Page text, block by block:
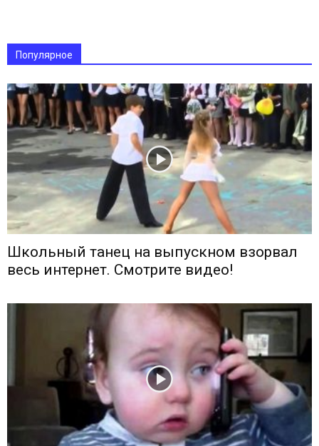
Популярное
Школьный танец на выпускном взорвал
весь интернет. Смотрите видео!